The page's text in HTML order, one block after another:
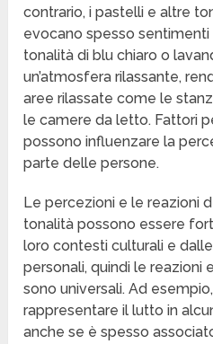
contrario, i pastelli e altre
evocano spesso
tonalità di blu chiaro o
un’atmosfera rilassante,
aree rilassate come le
le camere da letto. Fattori
possono influenzare la
parte delle persone.
Le percezioni e le reazioni
tonalità possono essere
loro contesti culturali e
personali, quindi le reazioni
sono universali. Ad
rappresentare il lutto in
anche se è spesso